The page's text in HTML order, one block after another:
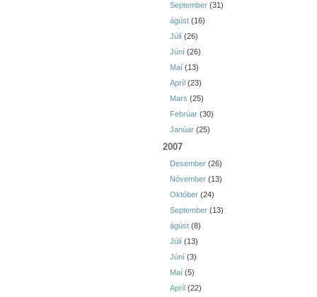
September (31)
ágúst (16)
Júlí (26)
Júní (26)
Maí (13)
Apríl (23)
Mars (25)
Febrúar (30)
Janúar (25)
2007
Desember (26)
Nóvember (13)
Október (24)
September (13)
ágúst (8)
Júlí (13)
Júní (3)
Maí (5)
Apríl (22)